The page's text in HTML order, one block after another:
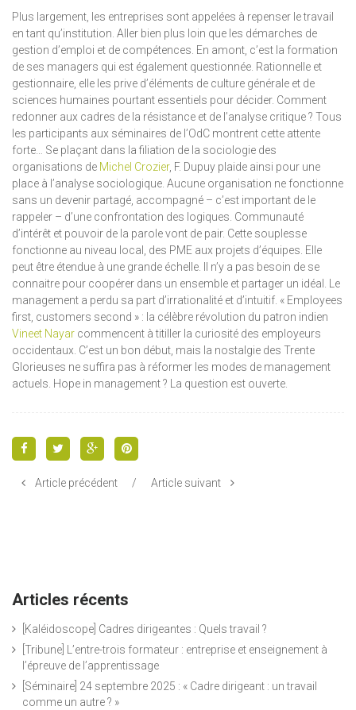
Plus largement, les entreprises sont appelées à repenser le travail
en tant qu’institution. Aller bien plus loin que les démarches de
gestion d’emploi et de compétences. En amont, c’est la formation
de ses managers qui est également questionnée. Rationnelle et
gestionnaire, elle les prive d’éléments de culture générale et de
sciences humaines pourtant essentiels pour décider. Comment
redonner aux cadres de la résistance et de l’analyse critique ? Tous
les participants aux séminaires de l’OdC montrent cette attente
forte… Se plaçant dans la filiation de la sociologie des
organisations de Michel Crozier, F. Dupuy plaide ainsi pour une
place à l’analyse sociologique. Aucune organisation ne fonctionne
sans un devenir partagé, accompagné – c’est important de le
rappeler – d’une confrontation des logiques. Communauté
d’intérêt et pouvoir de la parole vont de pair. Cette souplesse
fonctionne au niveau local, des PME aux projets d’équipes. Elle
peut être étendue à une grande échelle. Il n’y a pas besoin de se
connaitre pour coopérer dans un ensemble et partager un idéal. Le
management a perdu sa part d’irrationalité et d’intuitif. « Employees
first, customers second » : la célèbre révolution du patron indien
Vineet Nayar commencent à titiller la curiosité des employeurs
occidentaux. C’est un bon début, mais la nostalgie des Trente
Glorieuses ne suffira pas à réformer les modes de management
actuels. Hope in management ? La question est ouverte.
Article précédent / Article suivant
Articles récents
[Kaléidoscope] Cadres dirigeantes : Quels travail ?
[Tribune] L’entre-trois formateur : entreprise et enseignement à
l’épreuve de l’apprentissage
[Séminaire] 24 septembre 2025 : « Cadre dirigeant : un travail
comme un autre ? »